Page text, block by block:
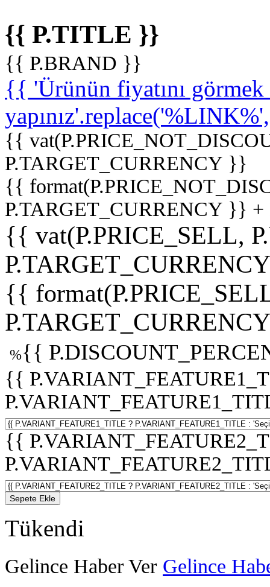
{{ P.TITLE }}
{{ P.BRAND }}
{{ 'Ürünün fiyatını
{{
P.TARGET_CURRENCY }}
{{
P.TARGET_CURRENCY }}
{{ vat(P.PRICE_SELL,
{{
%{{
{{
{{
Sepete Ekle
Tükendi
Gelince Haber Ver Gelince